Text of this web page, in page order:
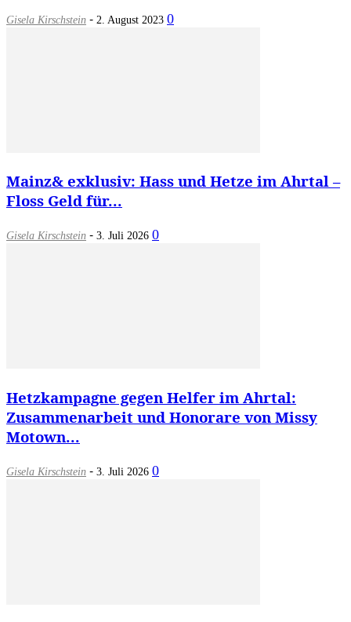
Gisela Kirschstein - 2. August 2023 0
Mainz& exklusiv: Hass und Hetze im Ahrtal –
Floss Geld für...
Gisela Kirschstein - 3. Juli 2026 0
Hetzkampagne gegen Helfer im Ahrtal:
Zusammenarbeit und Honorare von Missy
Motown...
Gisela Kirschstein - 3. Juli 2026 0